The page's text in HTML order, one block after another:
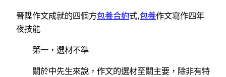
晉陞作文成就的四個方包養合約式,包養作文寫作四年
夜技能
第一，選材不準
關於中先生來說，作文的選材至關主要，除非有特